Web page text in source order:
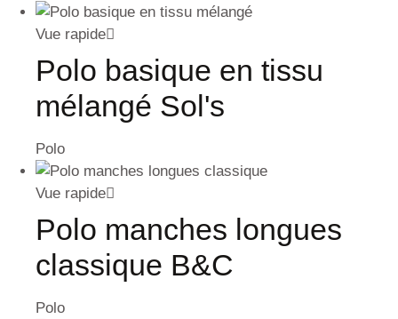
Vue rapide
Polo basique en tissu
mélangé Sol's
Polo
Vue rapide
Polo manches longues
classique B&C
Polo